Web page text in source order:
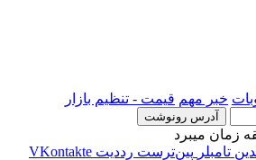
خبر مهم قیمت - تنظیم بازار
آدرس رونوشت
‫تامبلر ‫پین‌ترست ‫رددیت ‫VKontakte